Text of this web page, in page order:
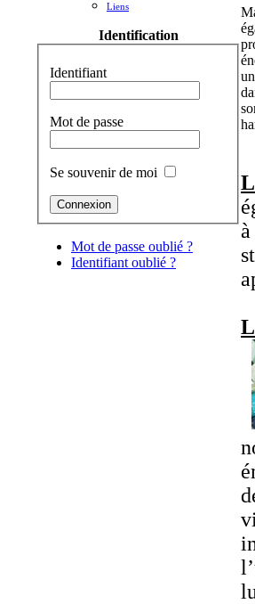
Liens
Identification
Identifiant
Mot de passe
Se souvenir de moi
Mot de passe oublié ?
Identifiant oublié ?